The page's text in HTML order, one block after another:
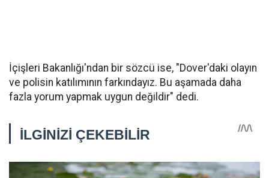
İçişleri Bakanlığı'ndan bir sözcü ise, "Dover'daki olayın
ve polisin katılımının farkındayız. Bu aşamada daha
fazla yorum yapmak uygun değildir" dedi.